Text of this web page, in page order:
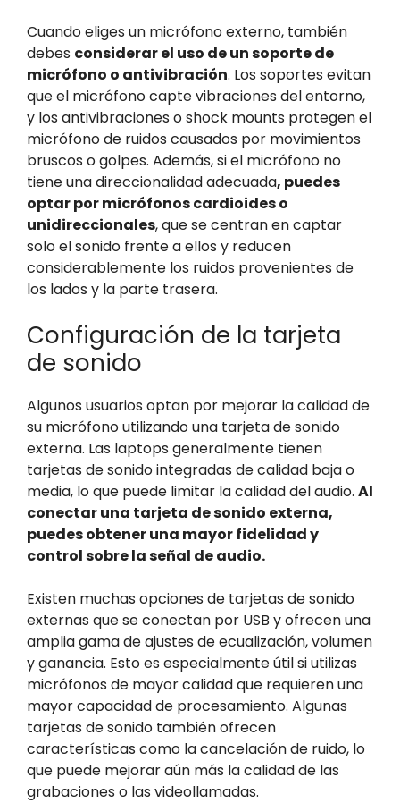
Cuando eliges un micrófono externo, también
debes considerar el uso de un soporte de
micrófono o antivibración. Los soportes evitan
que el micrófono capte vibraciones del entorno,
y los antivibraciones o shock mounts protegen el
micrófono de ruidos causados por movimientos
bruscos o golpes. Además, si el micrófono no
tiene una direccionalidad adecuada, puedes
optar por micrófonos cardioides o
unidireccionales, que se centran en captar
solo el sonido frente a ellos y reducen
considerablemente los ruidos provenientes de
los lados y la parte trasera.
Configuración de la tarjeta
de sonido
Algunos usuarios optan por mejorar la calidad de
su micrófono utilizando una tarjeta de sonido
externa. Las laptops generalmente tienen
tarjetas de sonido integradas de calidad baja o
media, lo que puede limitar la calidad del audio. Al
conectar una tarjeta de sonido externa,
puedes obtener una mayor fidelidad y
control sobre la señal de audio.
Existen muchas opciones de tarjetas de sonido
externas que se conectan por USB y ofrecen una
amplia gama de ajustes de ecualización, volumen
y ganancia. Esto es especialmente útil si utilizas
micrófonos de mayor calidad que requieren una
mayor capacidad de procesamiento. Algunas
tarjetas de sonido también ofrecen
características como la cancelación de ruido, lo
que puede mejorar aún más la calidad de las
grabaciones o las videollamadas.